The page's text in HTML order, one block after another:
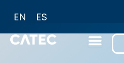
EN ES